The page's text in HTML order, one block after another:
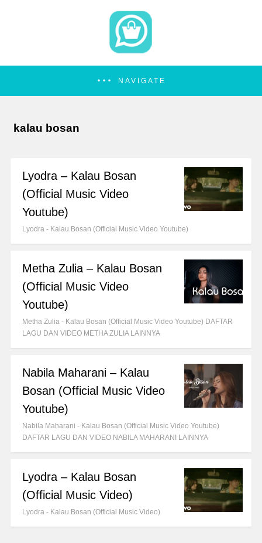
NAVIGATE
kalau bosan
Lyodra – Kalau Bosan
(Official Music Video
Youtube)
Lyodra - Kalau Bosan (Official Music Video Youtube)
Metha Zulia – Kalau Bosan
(Official Music Video
Youtube)
Metha Zulia - Kalau Bosan (Official Music Video Youtube) DAFTAR
LAGU DAN VIDEO METHA ZULIA LAINNYA
Nabila Maharani – Kalau
Bosan (Official Music Video
Youtube)
Nabila Maharani - Kalau Bosan (Official Music Video Youtube)
DAFTAR LAGU DAN VIDEO NABILA MAHARANI LAINNYA
Lyodra – Kalau Bosan
(Official Music Video)
Lyodra - Kalau Bosan (Official Music Video)